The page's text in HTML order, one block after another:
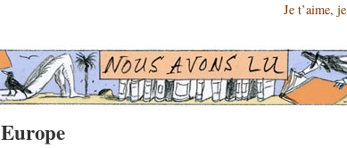
Je t’aime,